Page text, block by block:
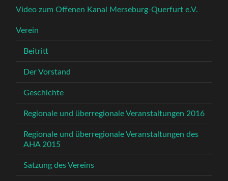
Video zum Offenen Kanal Merseburg-Querfurt e.V.
Verein
Beitritt
Der Vorstand
Geschichte
Regionale und überregionale Veranstaltungen 2016
Regionale und überregionale Veranstaltungen des
AHA 2015
Satzung des Vereins